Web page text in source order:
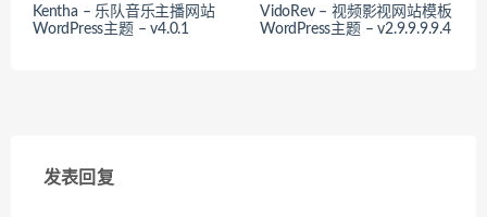
Kentha – 乐队音乐主播网站
WordPress主题 – v4.0.1
VidoRev – 视频影视网站模板
WordPress主题 – v2.9.9.9.9.4
发表回复